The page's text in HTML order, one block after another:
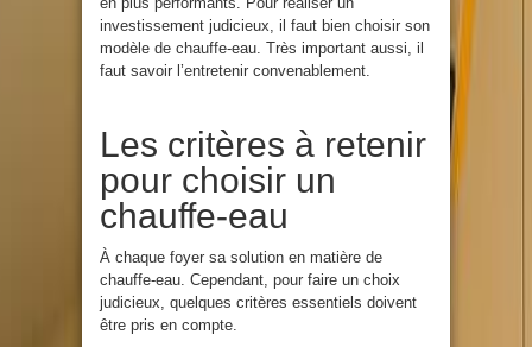
investissement judicieux, il faut bien choisir son
modèle de chauffe-eau. Très important aussi, il
faut savoir l’entretenir convenablement.
Les critères à retenir
pour choisir un
chauffe-eau
À chaque foyer sa solution en matière de
chauffe-eau. Cependant, pour faire un choix
judicieux, quelques critères essentiels doivent
être pris en compte.